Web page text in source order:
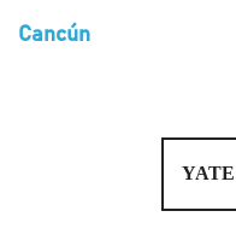
Cancún